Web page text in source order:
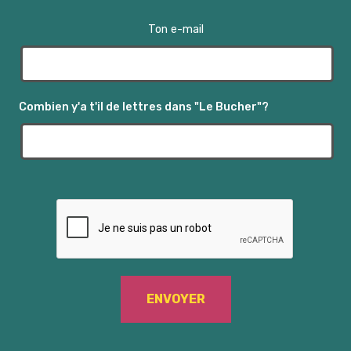
Ton e-mail
Combien y'a t'il de lettres dans "Le Bucher"?